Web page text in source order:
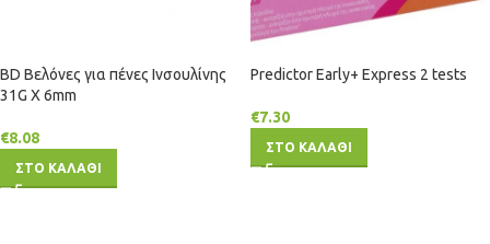
BD Βελόνες για πένες Ινσουλίνης
31G X 6mm
€8.08
ΣΤΟ ΚΑΛΑΘΙ
Predictor Early+ Express 2 tests
€7.30
ΣΤΟ ΚΑΛΑΘΙ